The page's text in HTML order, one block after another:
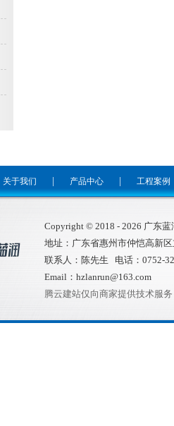
关于我们 产品中心 工程案例
Copyright © 2018 - 2026 广东蓝
地址：广东省惠州市仲恺高新
联系人：陈先生 电话：0752-
Email：hzlanrun@163.com
腾云建站仅向商家提供技术服务